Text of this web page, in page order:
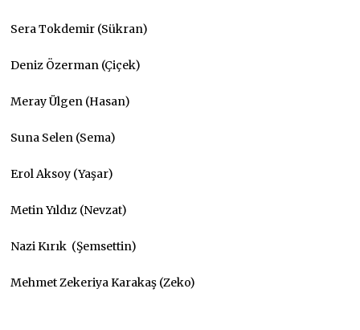
Sera Tokdemir (Sükran)
Deniz Özerman (Çiçek)
Meray Ülgen (Hasan)
Suna Selen (Sema)
Erol Aksoy (Yaşar)
Metin Yıldız (Nevzat)
Nazi Kırık (Şemsettin)
Mehmet Zekeriya Karakaş (Zeko)